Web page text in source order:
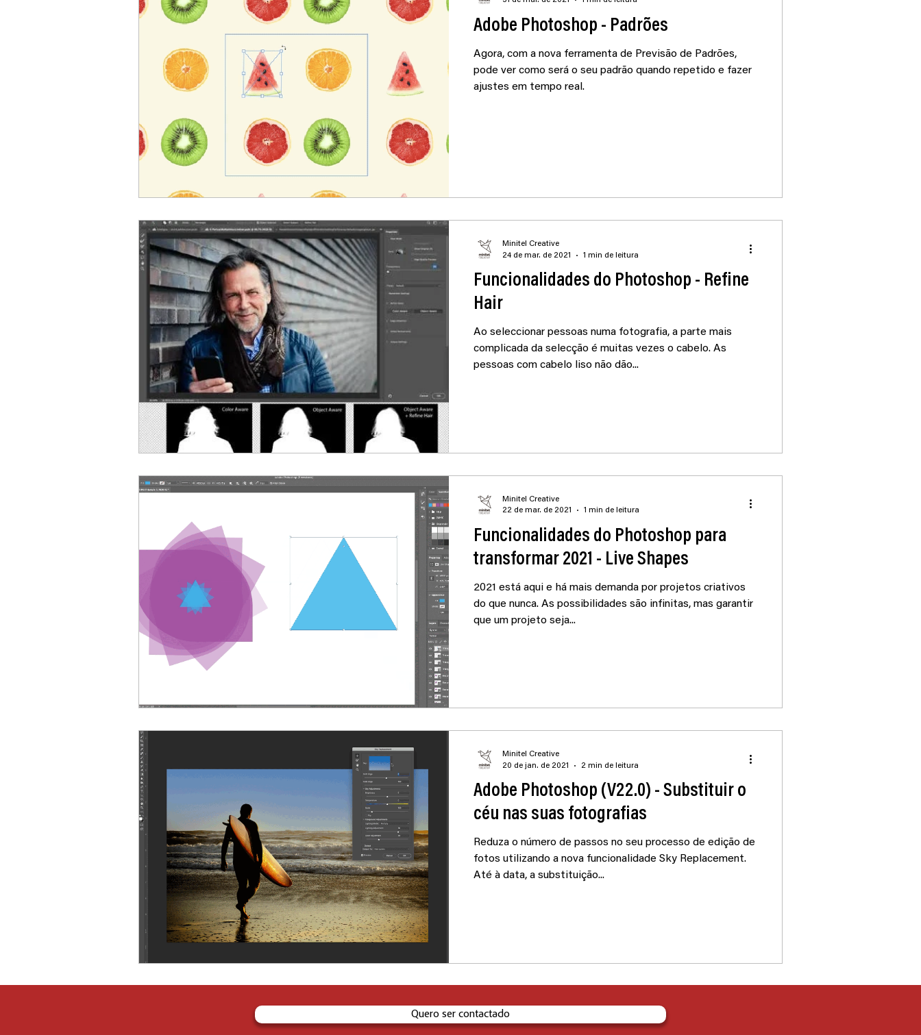
Adobe Photoshop - Padrões
Agora, com a nova ferramenta de Previsão de Padrões,
pode ver como será o seu padrão quando repetido e fazer
ajustes em tempo real.
Funcionalidades do Photoshop - Refine
Hair
Ao seleccionar pessoas numa fotografia, a parte mais
complicada da selecção é muitas vezes o cabelo. As
pessoas com cabelo liso não dão...
Minitel Creative
24 de mar. de 2021
1 min de leitura
Funcionalidades do Photoshop para
transformar 2021 - Live Shapes
2021 está aqui e há mais demanda por projetos criativos
do que nunca. As possibilidades são infinitas, mas garantir
que um projeto seja...
Minitel Creative
22 de mar. de 2021
1 min de leitura
Adobe Photoshop (V22.0) - Substituir o
céu nas suas fotografias
Reduza o número de passos no seu processo de edição de
fotos utilizando a nova funcionalidade Sky Replacement.
Até à data, a substituição...
Minitel Creative
20 de jan. de 2021
2 min de leitura
Quero ser contactado